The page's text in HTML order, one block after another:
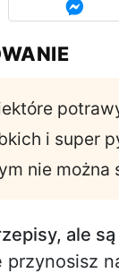
i super
nie można
ale
przynosisz